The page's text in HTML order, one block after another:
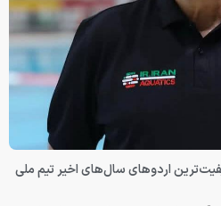
اردوهای سال‌های اخیر تیم ملی